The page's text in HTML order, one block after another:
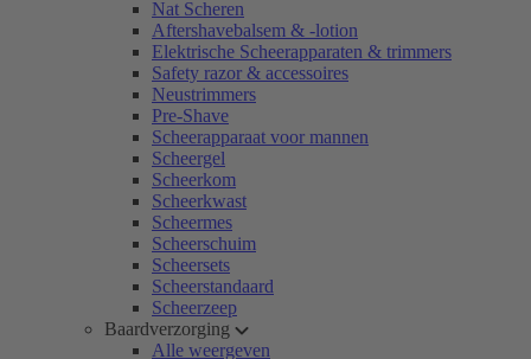
Nat Scheren
Aftershavebalsem & -lotion
Elektrische Scheerapparaten & trimmers
Safety razor & accessoires
Neustrimmers
Pre-Shave
Scheerapparaat voor mannen
Scheergel
Scheerkom
Scheerkwast
Scheermes
Scheerschuim
Scheersets
Scheerstandaard
Scheerzeep
Baardverzorging
Alle weergeven